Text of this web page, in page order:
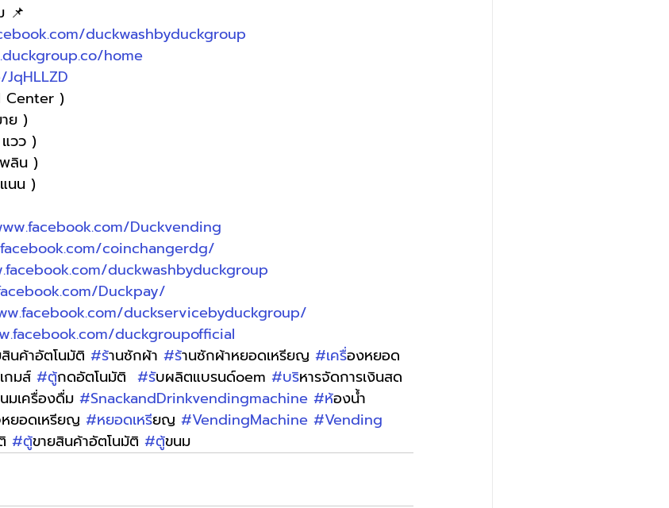
📌
duckwashbyduckgroup
home
Center )
ย )
วว )
พลิน )
นน )
Duckvending
coinchangerdg/
duckwashbyduckgroup
Duckpay/
duckservicebyduckgroup/
duckgroupofficial
นค้าอัตโนมัติ #ร้านซักผ้า #ร้านซักผ้าหยอดเหรียญ #เครื่องหยอด
ู้เกมส์ #ตู้กดอัตโนมัติ #รับผลิตแบรนด์oem #บริหารจัดการเงินสด
มเครื่องดื่ม #SnackandDrinkvendingmachine #ห้องน้ำ
ยอดเหรียญ #หยอดเหรียญ #VendingMachine #Vending
#ตู้ขายสินค้าอัตโนมัติ #ตู้ขนม